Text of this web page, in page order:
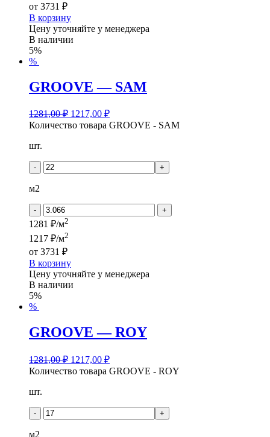
от 3731 ₽
В корзину
Цену уточняйте у менеджера
В наличии
5%
%
GROOVE — SAM
1281,00₽ 1217,00 ₽
Количество товара GROOVE - SAM
шт.
- +
м2
- +
1281 ₽/м2
1217 ₽/м2
от 3731 ₽
В корзину
Цену уточняйте у менеджера
В наличии
5%
%
GROOVE — ROY
1281,00₽ 1217,00 ₽
Количество товара GROOVE - ROY
шт.
- +
м2